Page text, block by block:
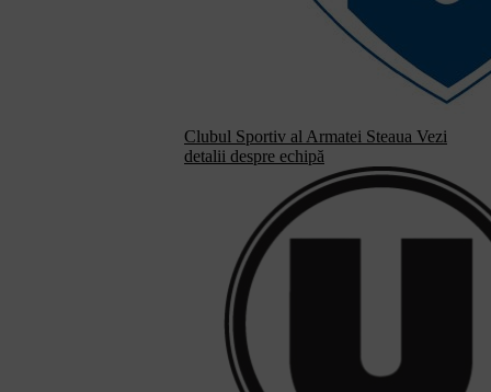
Clubul Sportiv al Armatei Steaua Vezi
detalii despre echipă